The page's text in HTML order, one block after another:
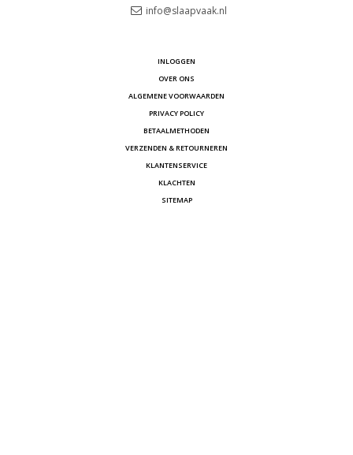
info@slaapvaak.nl
INLOGGEN
OVER ONS
ALGEMENE VOORWAARDEN
PRIVACY POLICY
BETAALMETHODEN
VERZENDEN & RETOURNEREN
KLANTENSERVICE
KLACHTEN
SITEMAP